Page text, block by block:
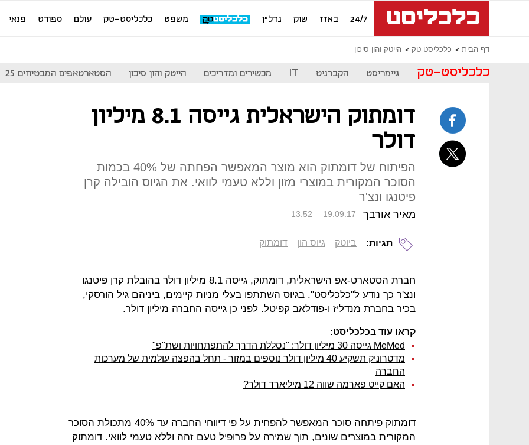
24/7 באזז שוק נדל"ן משפט כלכליסט-טק עולם ספורט פנאי
דף הבית כלכליסט-טק הייטק והון סיכון
כלכליסט-טק גיימריסט הקברניט IT מכשירים ומדריכים הייטק והון סיכון הסטארטאפים המבטיחים 25
דומתוק הישראלית גייסה 8.1 מיליון
דולר
הפיתוח של דומתוק הוא מוצר המאפשר הפחתה של 40% בכמות
הסוכר המקורית במוצרי מזון וללא טעמי לוואי. את הגיוס הובילה קרן
פיטנגו ונצ'ר
מאיר אורבך 13:52 19.09.17
תגיות: ביוטק גיוס הון דומתוק
חברת הסטארט-אפ הישראלית, דומתוק, גייסה 8.1 מיליון דולר בהובלת קרן פיטנגו
ונצ'ר כך נודע ל"כלכליסט". בגיוס השתתפו בעלי מניות קיימים, ביניהם גיל הורסקי,
בכיר בחברת מנדליז ו-פודלאב קפיטל. לפני כן גייסה החברה מיליון דולר.
קראו עוד בכלכליסט:
MeMed גייסה 30 מיליון דולר: "נסללת הדרך להתפתחויות ושת"פ"
מדטרוניק תשקיע 40 מיליון דולר נוספים במזור - תחל בהפצה עולמית של מערכות
החברה
האם קייט פארמה שווה 12 מיליארד דולר?
דומתוק פיתחה סוכר המאפשר להפחית על פי דיווחי החברה עד 40% מתכולת הסוכר
המקורית במוצרים שונים, תוך שמירה על פרופיל טעם זהה וללא טעמי לוואי. דומתוק